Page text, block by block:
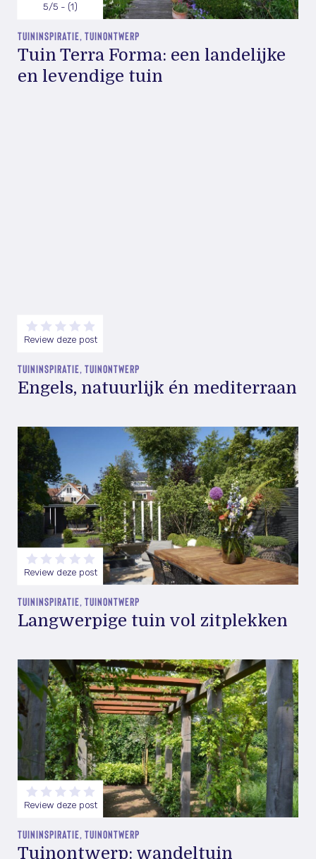
5/5 - (1)
TUININSPIRATIE, TUINONTWERP
Tuin Terra Forma: een landelijke
en levendige tuin
Review deze post
TUININSPIRATIE, TUINONTWERP
Engels, natuurlijk én mediterraan
Review deze post
TUININSPIRATIE, TUINONTWERP
Langwerpige tuin vol zitplekken
Review deze post
TUININSPIRATIE, TUINONTWERP
Tuinontwerp: wandeltuin